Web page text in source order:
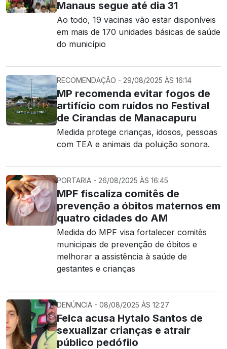
Manaus segue até dia 31
Ao todo, 19 vacinas vão estar disponíveis
em mais de 170 unidades básicas de saúde
do município
RECOMENDAÇÃO - 29/08/2025 ÀS 16:14
MP recomenda evitar fogos de
artifício com ruídos no Festival
de Cirandas de Manacapuru
Medida protege crianças, idosos, pessoas
com TEA e animais da poluição sonora.
PORTARIA - 26/08/2025 ÀS 16:45
MPF fiscaliza comitês de
prevenção a óbitos maternos em
quatro cidades do AM
Medida do MPF visa fortalecer comitês
municipais de prevenção de óbitos e
melhorar a assistência à saúde de
gestantes e crianças
DENÚNCIA - 08/08/2025 ÀS 12:27
Felca acusa Hytalo Santos de
sexualizar crianças e atrair
público pedófilo